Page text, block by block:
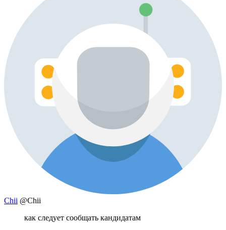
Chii @Chii
как следует сообщать кандидатам